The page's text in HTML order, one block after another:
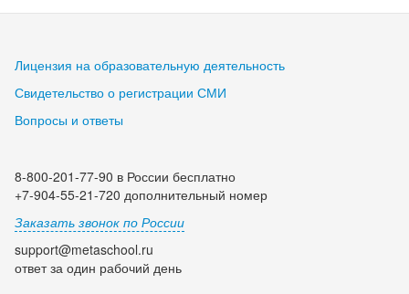
Лицензия на образовательную деятельность
Свидетельство о регистрации СМИ
Вопросы и ответы
8-800-201-77-90 в России бесплатно
+7-904-55-21-720 дополнительный номер
Заказать звонок по России
support@metaschool.ru
ответ за один рабочий день